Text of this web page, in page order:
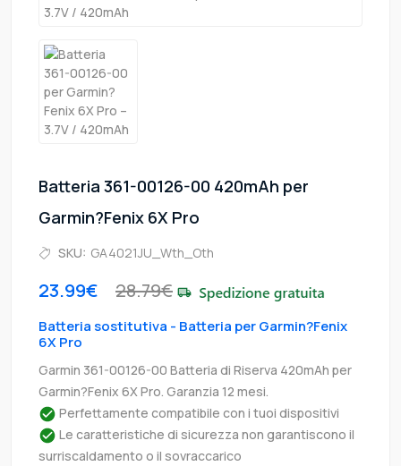
Batteria 361-00126-00 420mAh per
Garmin?Fenix 6X Pro
SKU: GA4021JU_Wth_Oth
23.99€ 28.79€
Batteria sostitutiva - Batteria per Garmin?Fenix
6X Pro
Garmin 361-00126-00 Batteria di Riserva 420mAh per
Garmin?Fenix 6X Pro. Garanzia 12 mesi.
Perfettamente compatibile con i tuoi dispositivi
Le caratteristiche di sicurezza non garantiscono il
surriscaldamento o il sovraccarico